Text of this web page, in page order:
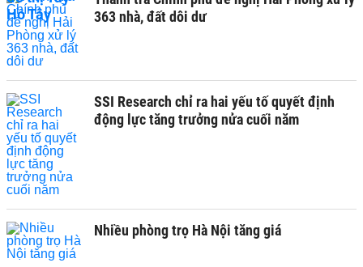
363 nhà, đất dôi dư
SSI Research chỉ ra hai yếu tố quyết định
động lực tăng trưởng nửa cuối năm
Nhiều phòng trọ Hà Nội tăng giá